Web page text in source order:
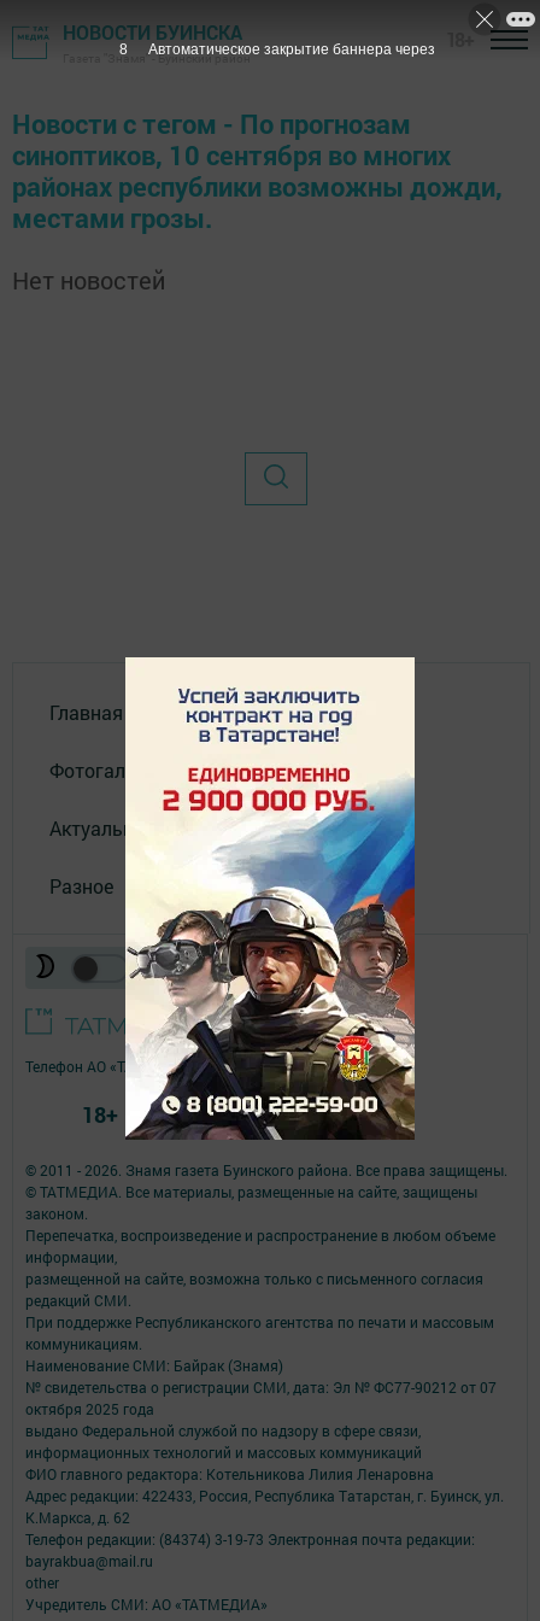
НОВОСТИ БУИНСКА
Газета "Знамя" - Буинский район
Новости с тегом - По прогнозам
синоптиков, 10 сентября во многих
районах республики возможны дожди,
местами грозы.
Нет новостей
Главная
Фотогалереи
Актуальное видео
Разное
© 2011 - 2026. Знамя газета Буинского района. Все права защищены.
© ТАТМЕДИА. Все материалы, размещенные на сайте, защищены
законом.
Перепечатка, воспроизведение и распространение в любом объеме
информации,
размещенной на сайте, возможна только с письменного согласия
редакций СМИ.
При поддержке Республиканского агентства по печати и массовым
коммуникациям.
Наименование СМИ: Байрак (Знамя)
№ свидетельства о регистрации СМИ, дата: Эл № ФС77-90212 от 07
октября 2025 года
выдано Федеральной службой по надзору в сфере связи,
информационных технологий и массовых коммуникаций
ФИО главного редактора: Котельникова Лилия Ленаровна
Адрес редакции: 422433, Россия, Республика Татарстан, г. Буинск, ул.
К.Маркса, д. 62
Телефон редакции: (84374) 3-19-73 Электронная почта редакции:
bayrakbua@mail.ru
other
Учредитель СМИ: АО «ТАТМЕДИА»
Телефон АО «ТАТМЕДИА»:(843) 222 09 84
18+
8 Автоматическое закрытие баннера через